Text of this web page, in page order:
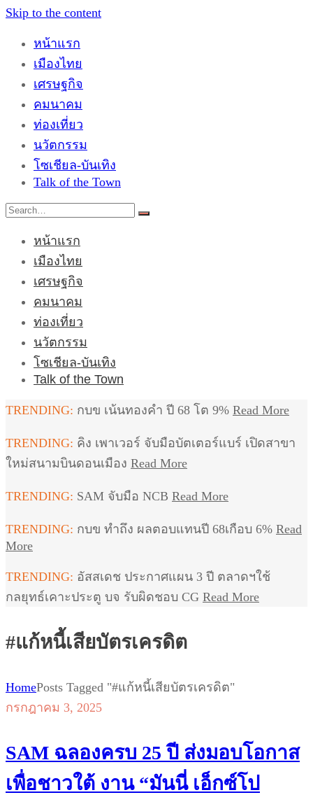
Skip to the content
หน้าแรก
เมืองไทย
เศรษฐกิจ
คมนาคม
ท่องเที่ยว
นวัตกรรม
โซเชียล-บันเทิง
Talk of the Town
หน้าแรก
เมืองไทย
เศรษฐกิจ
คมนาคม
ท่องเที่ยว
นวัตกรรม
โซเชียล-บันเทิง
Talk of the Town
TRENDING: กบข เน้นทองคำ ปี 68 โต 9% Read More
TRENDING: คิง เพาเวอร์ จับมือบัตเตอร์แบร์ เปิดสาขา
ใหม่สนามบินดอนเมือง Read More
TRENDING: SAM จับมือ NCB Read More
TRENDING: กบข ทำถึง ผลตอบแทนปี 68เกือบ 6% Read
More
TRENDING: อัสสเดช ประกาศแผน 3 ปี ตลาดฯใช้
กลยุทธ์เคาะประตู บจ รับผิดชอบ CG Read More
#แก้หนี้เสียบัตรเครดิต
HomePosts Tagged "#แก้หนี้เสียบัตรเครดิต"
กรกฎาคม 3, 2025
SAM ฉลองครบ 25 ปี ส่งมอบโอกาส
เพื่อชาวใต้ งาน “มันนี่ เอ็กซ์โป